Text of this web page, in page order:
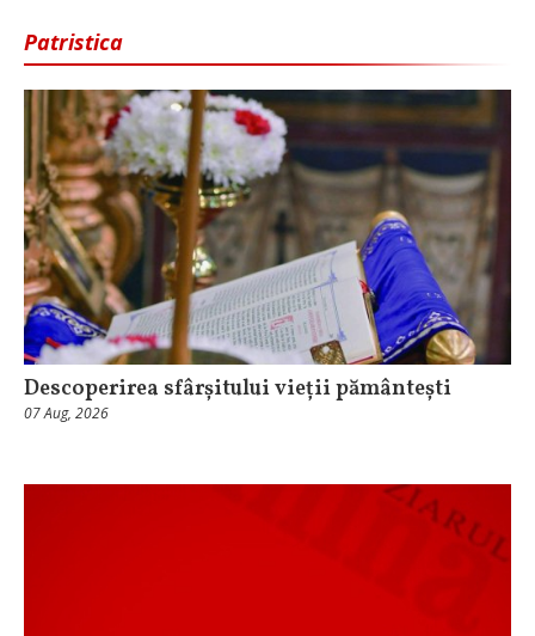
Patristica
Descoperirea sfârșitului vieții pământești
07 Aug, 2026